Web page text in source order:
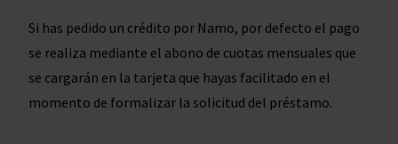
Si has pedido un crédito por Namo, por defecto el pago
se realiza mediante el abono de cuotas mensuales que
se cargarán en la tarjeta que hayas facilitado en el
momento de formalizar la solicitud del préstamo.